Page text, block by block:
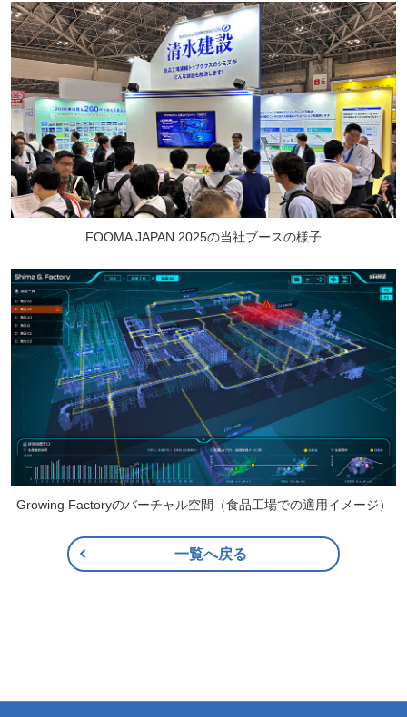
FOOMA JAPAN 2025の当社ブースの様子
Growing Factoryのバーチャル空間（食品工場での適用イメージ）
一覧へ戻る